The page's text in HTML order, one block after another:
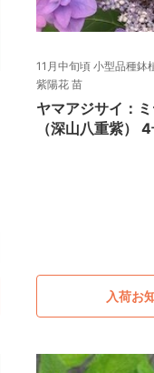
11月中旬頃 小型品種鉢
紫陽花 苗
ヤマアジサイ：
（深山八重紫）
入荷お